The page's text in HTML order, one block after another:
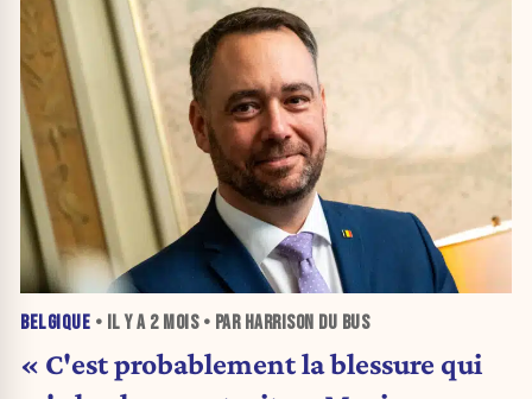
BELGIQUE • IL Y A 2 MOIS• PAR HARRISON DU BUS
« C'est probablement la blessure qui